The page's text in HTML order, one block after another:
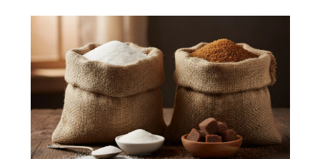
ซบุ๊กว่า วิตามินดีต่ำ คือใช้ชีวิตผิด